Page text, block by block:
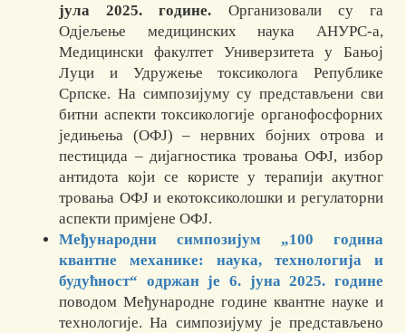
јула 2025. године. Организовали су га
Одјељење медицинских наука АНУРС-а,
Медицински факултет Универзитета у Бањој
Луци и Удружење токсиколога Републике
Српске. На симпозијуму су представљени сви
битни аспекти токсикологије органофосфорних
једињења (ОФЈ) – нервних бојних отрова и
пестицида – дијагностика тровања ОФЈ, избор
антидота који се користе у терапији акутног
тровања ОФЈ и екотоксиколошки и регулаторни
аспекти примјене ОФЈ.
Међународни симпозијум „100 година
квантне механике: наука, технологија и
будућност“ одржан је 6. јуна 2025. године
поводом Међународне године квантне науке и
технологије. На симпозијуму је представљено